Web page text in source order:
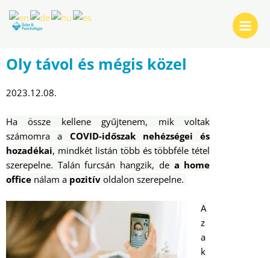
Main
Menu
Oly távol és mégis közel
2023.12.08.
Ha össze kellene gyűjtenem, mik voltak
számomra a COVID-időszak nehézségei és
hozadékai, mindkét listán több és többféle tétel
szerepelne. Talán furcsán hangzik, de a home
office nálam a pozitív oldalon szerepelne.
A
z
a
k
navigation